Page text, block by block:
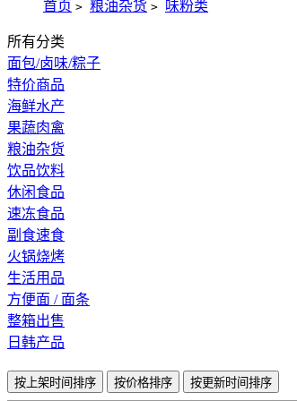
首页 > 粮油杂货 > 味粉类
所有分类
面包/卤味/粽子
特价商品
海鲜水产
果蔬肉禽
粮油杂货
饮品饮料
休闲食品
速冻食品
副食速食
火锅烧烤
生活用品
方便面 / 面条
整箱出售
日韩产品
按上架时间排序 按价格排序 按更新时间排序